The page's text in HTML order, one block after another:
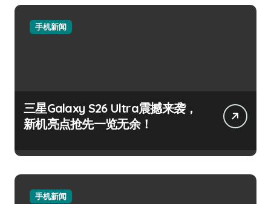
手机新闻
三星Galaxy S26 Ultra震撼来袭，
新机亮点抢先一览无余！
手机新闻